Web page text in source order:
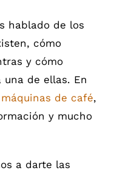
hablado de los
cómo
y cómo
de ellas. En
de café,
y mucho
a darte las